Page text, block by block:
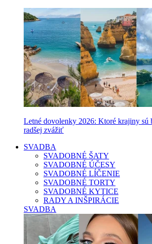
Letné dovolenky 2026: Ktoré krajiny sú
radšej zvážiť
SVADBA
SVADOBNÉ ŠATY
SVADOBNÉ ÚČESY
SVADOBNÉ LÍČENIE
SVADOBNÉ TORTY
SVADOBNÉ KYTICE
RADY A INŠPIRÁCIE
SVADBA